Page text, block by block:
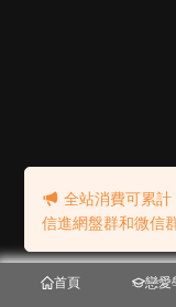
首頁 戀愛
全站消費可累
信進網盤群和微信